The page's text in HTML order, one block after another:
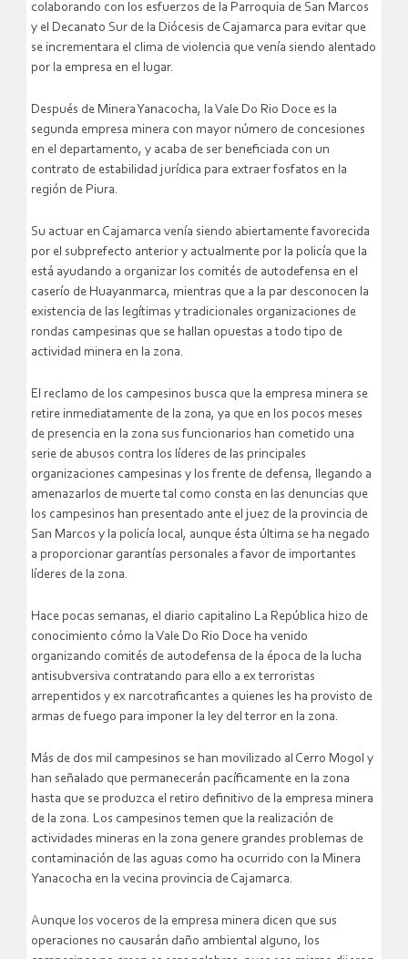
colaborando con los esfuerzos de la Parroquia de San Marcos
y el Decanato Sur de la Diócesis de Cajamarca para evitar que
se incrementara el clima de violencia que venía siendo alentado
por la empresa en el lugar.
Después de Minera Yanacocha, la Vale Do Rio Doce es la
segunda empresa minera con mayor número de concesiones
en el departamento, y acaba de ser beneficiada con un
contrato de estabilidad jurídica para extraer fosfatos en la
región de Piura.
Su actuar en Cajamarca venía siendo abiertamente favorecida
por el subprefecto anterior y actualmente por la policía que la
está ayudando a organizar los comités de autodefensa en el
caserío de Huayanmarca, mientras que a la par desconocen la
existencia de las legítimas y tradicionales organizaciones de
rondas campesinas que se hallan opuestas a todo tipo de
actividad minera en la zona.
El reclamo de los campesinos busca que la empresa minera se
retire inmediatamente de la zona, ya que en los pocos meses
de presencia en la zona sus funcionarios han cometido una
serie de abusos contra los líderes de las principales
organizaciones campesinas y los frente de defensa, llegando a
amenazarlos de muerte tal como consta en las denuncias que
los campesinos han presentado ante el juez de la provincia de
San Marcos y la policía local, aunque ésta última se ha negado
a proporcionar garantías personales a favor de importantes
líderes de la zona.
Hace pocas semanas, el diario capitalino La República hizo de
conocimiento cómo la Vale Do Rio Doce ha venido
organizando comités de autodefensa de la época de la lucha
antisubversiva contratando para ello a ex terroristas
arrepentidos y ex narcotraficantes a quienes les ha provisto de
armas de fuego para imponer la ley del terror en la zona.
Más de dos mil campesinos se han movilizado al Cerro Mogol y
han señalado que permanecerán pacíficamente en la zona
hasta que se produzca el retiro definitivo de la empresa minera
de la zona. Los campesinos temen que la realización de
actividades mineras en la zona genere grandes problemas de
contaminación de las aguas como ha ocurrido con la Minera
Yanacocha en la vecina provincia de Cajamarca.
Aunque los voceros de la empresa minera dicen que sus
operaciones no causarán daño ambiental alguno, los